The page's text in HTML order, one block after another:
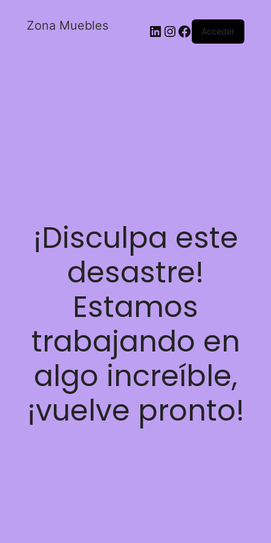
Zona Muebles Acceder
¡Disculpa este
desastre!
Estamos
trabajando en
algo increíble,
¡vuelve pronto!